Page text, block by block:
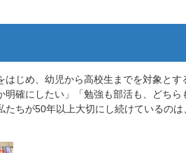
じめ、幼児から高校生までを対象と
確にしたい」「勉強も部活も、どち
ちが50年以上大切にし続けているの